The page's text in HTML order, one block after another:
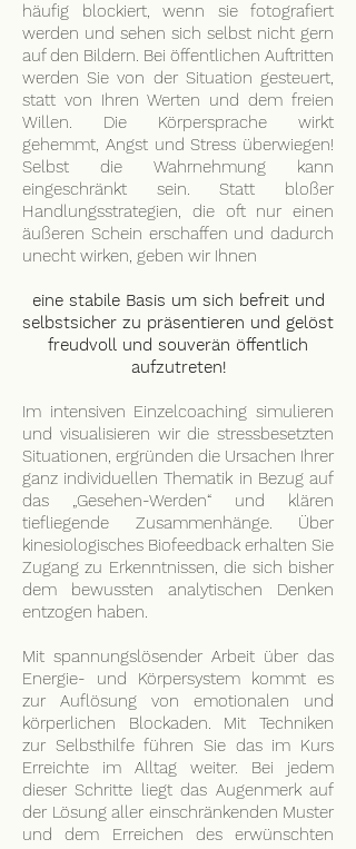
häufig blockiert, wenn sie fotografiert
werden und sehen sich selbst nicht gern
auf den Bildern. Bei öffentlichen Auftritten
werden Sie von der Situation gesteuert,
statt von Ihren Werten und dem freien
Willen. Die Körpersprache wirkt
gehemmt, Angst und Stress überwiegen!
Selbst die Wahrnehmung kann
eingeschränkt sein. Statt bloßer
Handlungsstrategien, die oft nur einen
äußeren Schein erschaffen und dadurch
unecht wirken, geben wir Ihnen
eine stabile Basis um sich befreit und
selbstsicher zu präsentieren und gelöst
freudvoll und souverän öffentlich
aufzutreten!
Im intensiven Einzelcoaching simulieren
und visualisieren wir die stressbesetzten
Situationen, ergründen die Ursachen Ihrer
ganz individuellen Thematik in Bezug auf
das „Gesehen-Werden“ und klären
tiefliegende Zusammenhänge. Über
kinesiologisches Biofeedback erhalten Sie
Zugang zu Erkenntnissen, die sich bisher
dem bewussten analytischen Denken
entzogen haben.
Mit spannungslösender Arbeit über das
Energie- und Körpersystem kommt es
zur Auflösung von emotionalen und
körperlichen Blockaden. Mit Techniken
zur Selbsthilfe führen Sie das im Kurs
Erreichte im Alltag weiter. Bei jedem
dieser Schritte liegt das Augenmerk auf
der Lösung aller einschränkenden Muster
und dem Erreichen des erwünschten